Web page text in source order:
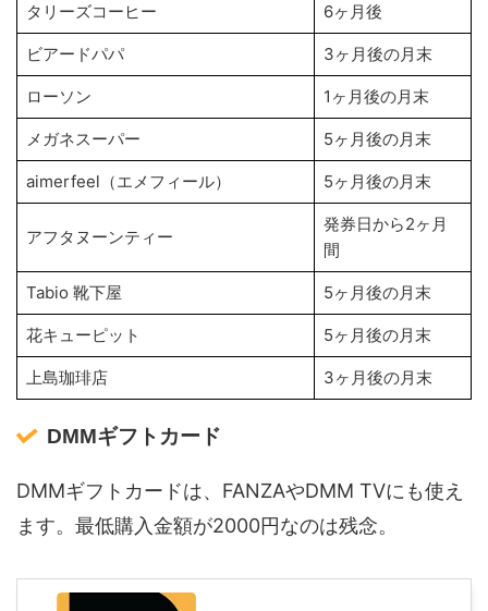
タリーズコーヒー 6ヶ月後
ビアードパパ 3ヶ月後の月末
ローソン 1ヶ月後の月末
メガネスーパー 5ヶ月後の月末
aimerfeel（エメフィール） 5ヶ月後の月末
アフタヌーンティー
発券日から2ヶ月
間
Tabio 靴下屋 5ヶ月後の月末
花キューピット 5ヶ月後の月末
上島珈琲店 3ヶ月後の月末
DMMギフトカード
DMMギフトカードは、FANZAやDMM TVにも使え
ます。最低購入金額が2000円なのは残念。